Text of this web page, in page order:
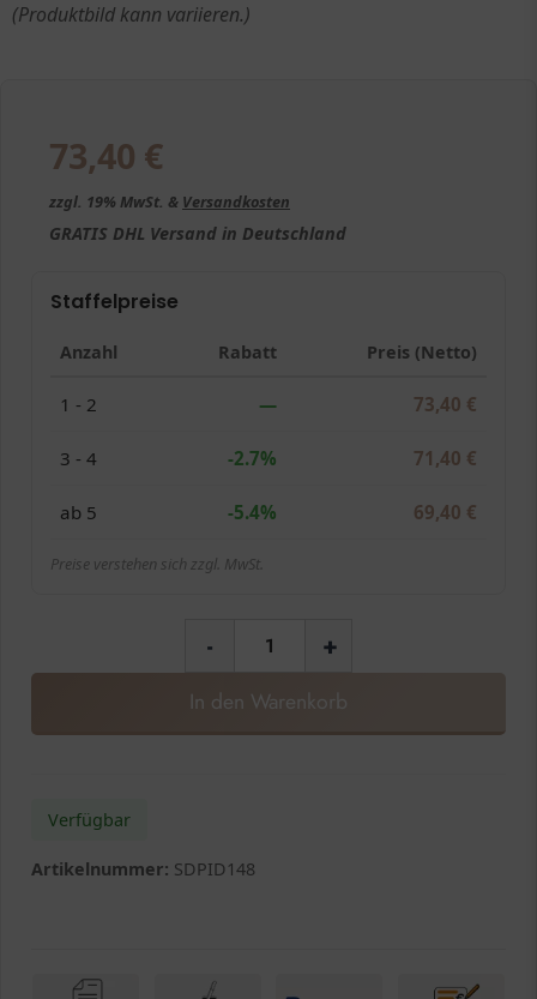
(Produktbild kann variieren.)
73,40 €
zzgl. 19% MwSt. & Versandkosten
GRATIS DHL Versand in Deutschland
Staffelpreise
Anzahl Rabatt Preis (Netto)
1 - 2 — 73,40 €
3 - 4 -2.7% 71,40 €
ab 5 -5.4% 69,40 €
Preise verstehen sich zzgl. MwSt.
- +
In den Warenkorb
Verfügbar
Artikelnummer: SDPID148